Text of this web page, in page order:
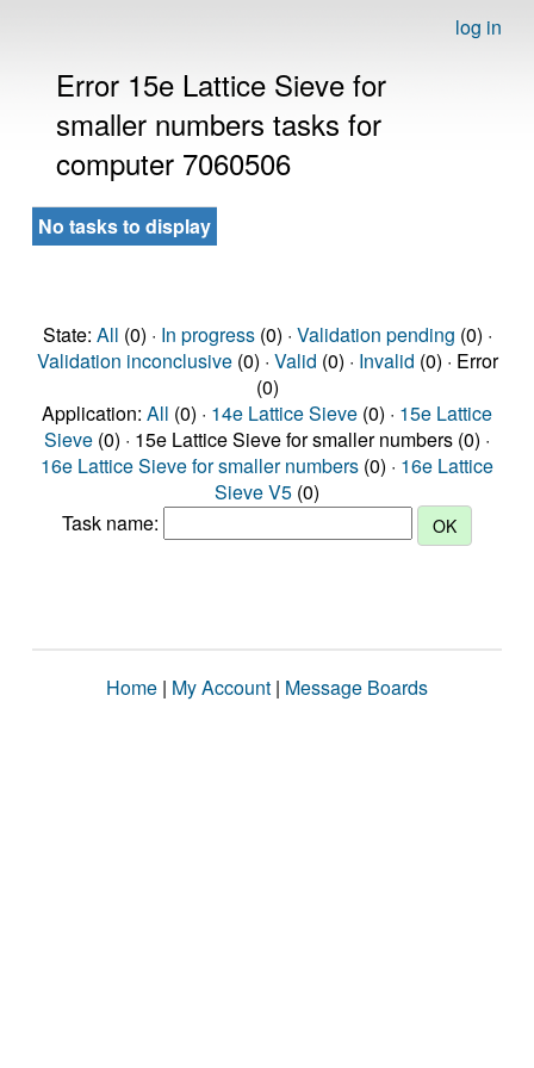
log in
Error 15e Lattice Sieve for
smaller numbers tasks for
computer 7060506
No tasks to display
State: All (0) · In progress(0) · Validation pending (0) ·
Validation inconclusive(0) · Valid (0) · Invalid (0) · Error
(0)
Application: All (0) · 14e Lattice Sieve (0) · 15e Lattice
Sieve (0) · 15e Lattice Sieve for smaller numbers (0) ·
16e Lattice Sieve for smaller numbers (0) · 16e Lattice
Sieve V5 (0)
Task name:
Home | My Account | Message Boards